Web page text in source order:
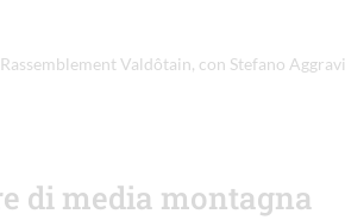
Valdôtain, con Stefano
di media montagna